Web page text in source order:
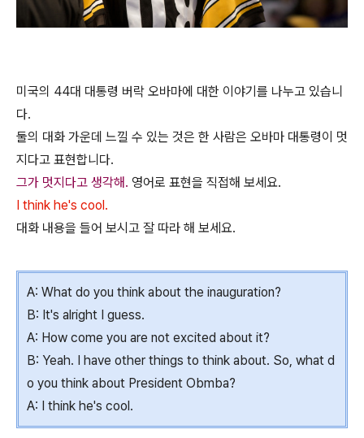
미국의 44대 대통령 버락 오바마에 대한 이야기를 나누고 있습니
다.
둘의 대화 가운데 느낄 수 있는 것은 한 사람은 오바마 대통령이 멋
지다고 표현합니다.
그가 멋지다고 생각해. 영어로 표현을 직접해 보세요.
I think he's cool.
대화 내용을 들어 보시고 잘 따라 해 보세요.
A: What do you think about the inauguration?
B: It's alright I guess.
A: How come you are not excited about it?
B: Yeah. I have other things to think about. So, what d
o you think about President Obmba?
A: I think he's cool.